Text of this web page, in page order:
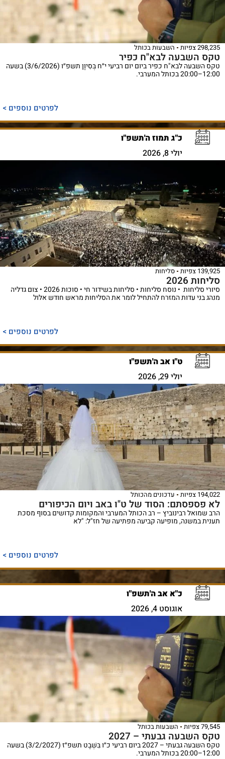
298,235 צפיות השבעות בכותל
טקס השבעה לבא"ח כפיר
טקס השבעה לבא"ח כפיר ביום יום רביעי י״ח בְּסִיוָן תשפ״ו (3/6/2026) בשעה
12:00–20:00 בכותל המערבי.
לפרטים נוספים >
כ"ג תמוז ה'תשפ"ו
יולי 8, 2026
139,925 צפיות סליחות
סליחות 2026
סיורי סליחות • נוסח סליחות • סליחות בשידור חי • סוכות 2026 • צום גדליה
מנהג בני עדות המזרח להתחיל לומר את הסליחות מראש חודש אלול
לפרטים נוספים >
ט"ו אב ה'תשפ"ו
יולי 29, 2026
194,022 צפיות עדכונים מהכותל
לא פספסתם: הסוד של ט"ו באב ויום הכיפורים
הרב שמואל רבינוביץ – רב הכותל המערבי והמקומות קדושים בסוף מסכת
תענית במשנה, מופיעה קביעה מפתיעה של חז"ל: "לא
לפרטים נוספים >
כ"א אב ה'תשפ"ו
אוגוסט 4, 2026
79,545 צפיות השבעות בכותל
טקס השבעה גבעתי – 2027
טקס השבעה גבעתי – 2027 ביום רביעי כ״ו בִּשְׁבָט תשפ״ז (3/2/2027) בשעה
12:00–20:00 בכותל המערבי.